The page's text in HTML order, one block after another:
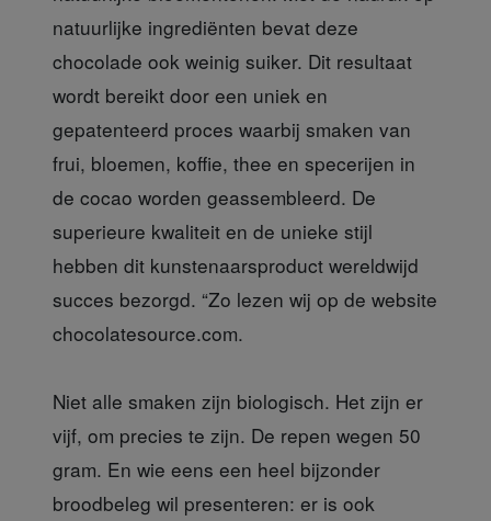
natuurlijke ingrediënten bevat deze
chocolade ook weinig suiker. Dit resultaat
wordt bereikt door een uniek en
gepatenteerd proces waarbij smaken van
frui, bloemen, koffie, thee en specerijen in
de cocao worden geassembleerd. De
superieure kwaliteit en de unieke stijl
hebben dit kunstenaarsproduct wereldwijd
succes bezorgd. “Zo lezen wij op de website
chocolatesource.com.
Niet alle smaken zijn biologisch. Het zijn er
vijf, om precies te zijn. De repen wegen 50
gram. En wie eens een heel bijzonder
broodbeleg wil presenteren: er is ook